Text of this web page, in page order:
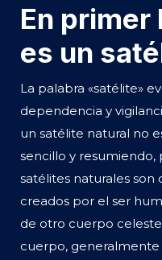
En primer
es un
La palabra «satélite»
dependencia y
un satélite natural no
sencillo y
satélites naturales son
creados por el ser
de otro cuerpo
cuerpo,